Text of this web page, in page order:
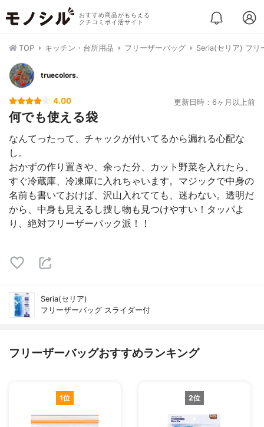
おすすめ商品がもらえる
クチコミポイ活サイト
TOP キッチン・台所用品 フリーザーバッグ Seria(セリア) フリ
truecolors.
4.00 更新日時：6ヶ月以上前
何でも使える袋
なんてったって、チャックが付いてるから漏れる心配な
し。
おかずの作り置きや、余った分、カット野菜を入れたら、
すぐ冷蔵庫、冷凍庫に入れちゃいます。マジックで中身の
名前も書いておけば、沢山入れてても、迷わない。透明だ
から、中身も見えるし捜し物も見つけやすい！タッパよ
り、絶対フリーザーパック派！！
Seria(セリア)
フリーザーバッグ スライダー付
フリーザーバッグおすすめランキング
1位 2位